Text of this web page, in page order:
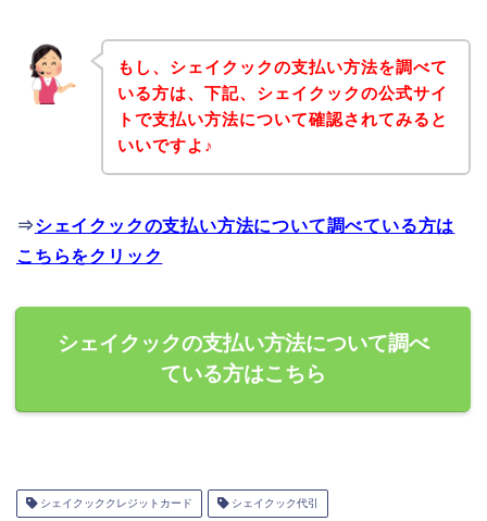
もし、シェイクックの支払い方法を調べて
いる方は、下記、シェイクックの公式サイ
トで支払い方法について確認されてみると
いいですよ♪
⇒シェイクックの支払い方法について調べている方は
こちらをクリック
シェイクックの支払い方法について調べ
ている方はこちら
シェイクッククレジットカード シェイクック代引